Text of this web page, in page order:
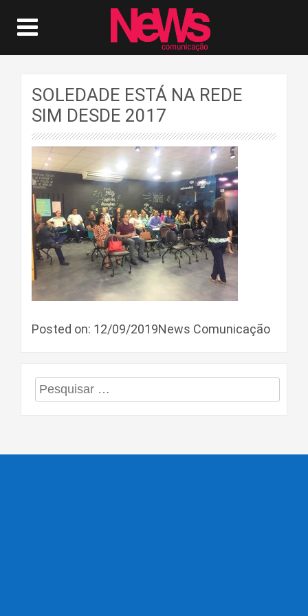
SOLEDADE ESTÁ NA REDE
SIM DESDE 2017
Posted on: 12/09/2019News Comunicação
Pesquisar
por: